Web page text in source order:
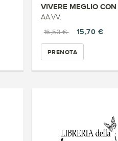
AA.VV.
16,53 €
15,70 €
PRENOTA